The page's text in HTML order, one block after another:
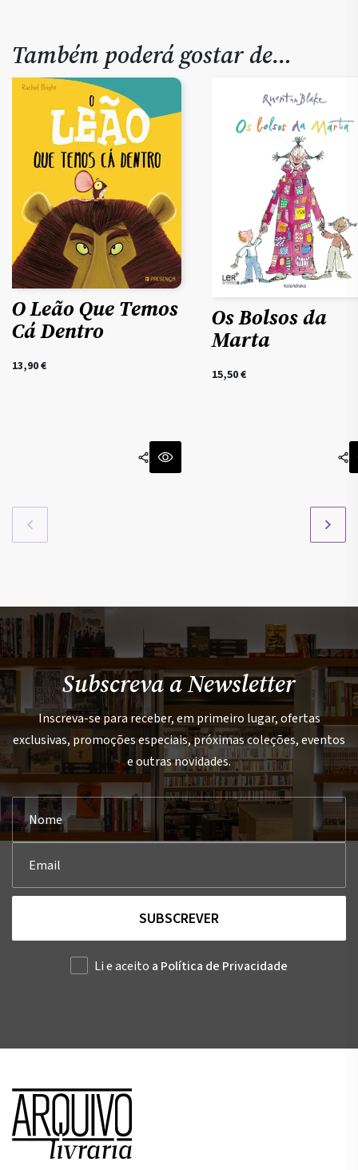
Também poderá gostar de…
O Leão Que Temos
Cá Dentro
13,90€
Os Bolsos da
Marta
15,50€
Subscreva a Newsletter
Inscreva-se para receber, em primeiro lugar, ofertas
exclusivas, promoções especiais, próximas coleções, eventos
e outras novidades.
SUBSCREVER
Li e aceito a Política de Privacidade